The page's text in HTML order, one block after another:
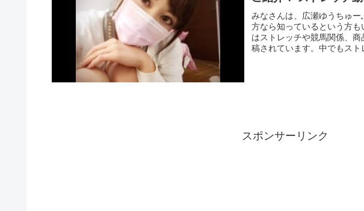
みなさんは、広瀬ゆうちゅ
方なら知っているという方
はストレッチや競馬関係、
稿されています。中でもス
スポンサーリンク